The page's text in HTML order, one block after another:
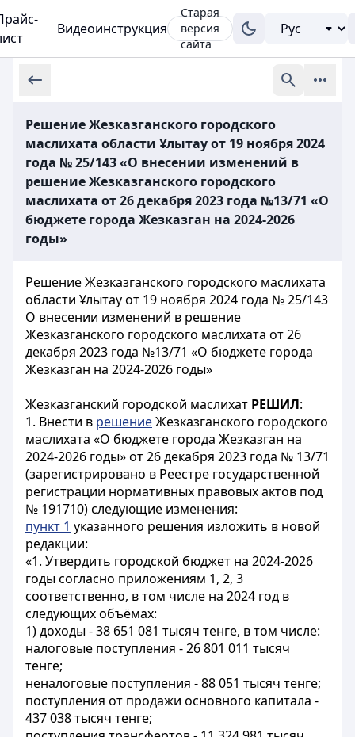
Видеоинструкция
Старая
версия
сайта
Решение Жезказганского городского
маслихата области Ұлытау от 19 ноября 2024
года № 25/143 «О внесении изменений в
решение Жезказганского городского
маслихата от 26 декабря 2023 года №13/71 «О
бюджете города Жезказган на 2024-2026
годы»
Решение Жезказганского городского маслихата
области Ұлытау от 19 ноября 2024 года № 25/143
О внесении изменений в решение
Жезказганского городского маслихата от 26
декабря 2023 года №13/71 «О бюджете города
Жезказган на 2024-2026 годы»
Жезказганский городской маслихат РЕШИЛ:
1. Внести в решениеЖезказганского городского
маслихата «О бюджете города Жезказган на
2024-2026 годы» от 26 декабря 2023 года № 13/71
(зарегистрировано в Реестре государственной
регистрации нормативных правовых актов под
№ 191710) следующие изменения:
пункт 1 указанного решения изложить в новой
редакции:
«1. Утвердить городской бюджет на 2024-2026
годы согласно приложениям 1, 2, 3
соответственно, в том числе на 2024 год в
следующих объёмах:
1) доходы - 38 651 081 тысяч тенге, в том числе:
налоговые поступления - 26 801 011 тысяч
тенге;
неналоговые поступления - 88 051 тысяч тенге;
поступления от продажи основного капитала -
437 038 тысяч тенге;